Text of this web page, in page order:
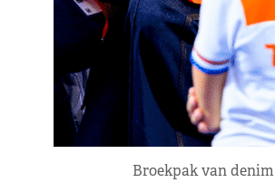
Broekpak van denim